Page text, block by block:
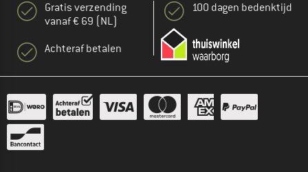
Gratis verzending
vanaf € 69 (NL)
Achteraf betalen
100 dagen bedenktijd